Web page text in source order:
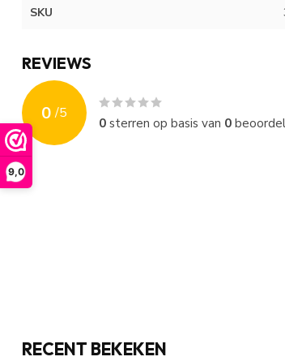
9,0
SKU
REVIEWS
0 /5
0sterren op basis van 0
RECENT BEKEKEN